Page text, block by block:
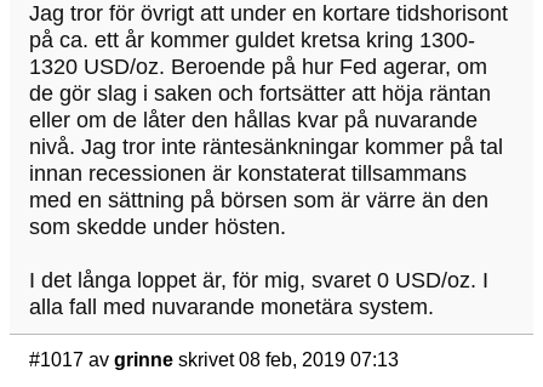
Jag tror för övrigt att under en kortare tidshorisont
på ca. ett år kommer guldet kretsa kring 1300-
1320 USD/oz. Beroende på hur Fed agerar, om
de gör slag i saken och fortsätter att höja räntan
eller om de låter den hållas kvar på nuvarande
nivå. Jag tror inte räntesänkningar kommer på tal
innan recessionen är konstaterat tillsammans
med en sättning på börsen som är värre än den
som skedde under hösten.
I det långa loppet är, för mig, svaret 0 USD/oz. I
alla fall med nuvarande monetära system.
#1017 av grinne skrivet 08 feb, 2019 07:13